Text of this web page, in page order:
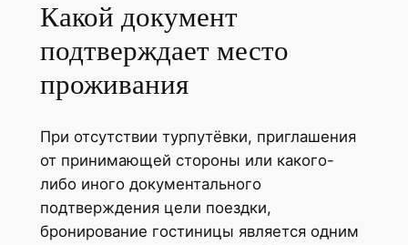
Какой документ
подтверждает место
проживания
При отсутствии турпутёвки, приглашения
от принимающей стороны или какого-
либо иного документального
подтверждения цели поездки,
бронирование гостиницы является одним